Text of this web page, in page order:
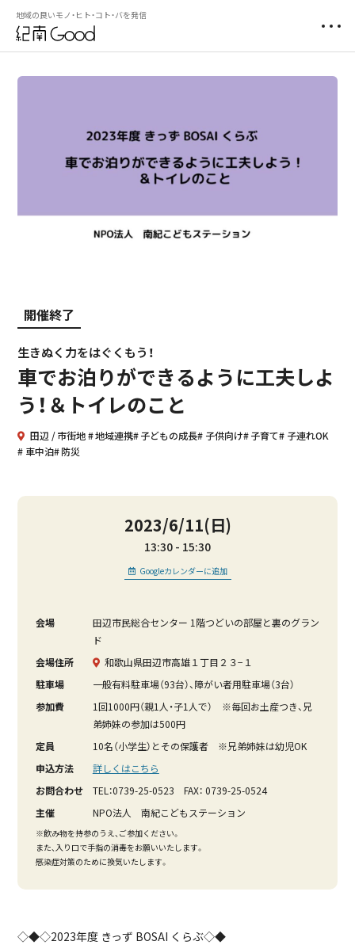
地域の良いモノ・ヒト・コト・バを発信
開催終了
生きぬく力をはぐくもう！
車でお泊りができるように工夫しよ
う！＆トイレのこと
田辺 市街地 地域連携 子どもの成長 子供向け 子育て
子連れOK
車中泊
防災
2023/6/11(日)
13:30 15:30
Googleカレンダーに追加
会場
田辺市民総合センター 1階つどいの部屋と裏のグラン
ド
会場住所
和歌山県田辺市高雄１丁目２３−１
駐車場
一般有料駐車場（93台）、障がい者用駐車場（3台）
参加費
1回1000円（親1人・子1人で） ※毎回お土産つき、兄
弟姉妹の参加は500円
定員
10名（小学生）とその保護者 ※兄弟姉妹は幼児OK
申込方法
詳しくはこちら
お問合わせ
TEL：0739-25-0523 FAX： 0739-25-0524
主催
NPO法人 南紀こどもステーション
※飲み物を持参のうえ、ご参加ください。
また、入り口で手指の消毒をお願いいたします。
感染症対策のために換気いたします。
◇◆◇2023年度 きっず BOSAI くらぶ◇◆